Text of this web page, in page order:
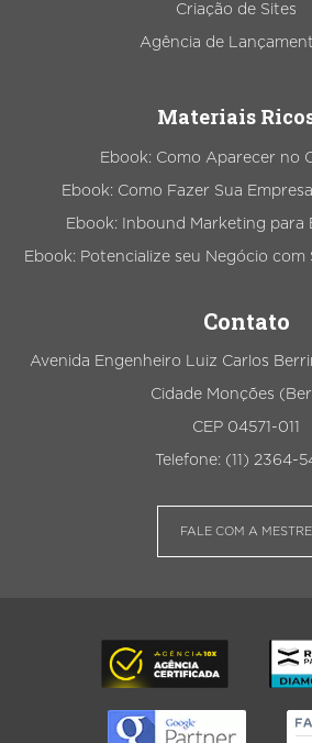
Criação de Sites
Agência de
Materiais
Ebook: Como Aparecer no
Ebook: Como Fazer Sua
Ebook: Inbound Marketing para
Ebook: Potencialize seu Negócio com
Contato
Avenida Engenheiro Luiz Carlos
Cidade Monções
CEP 04571-011
Telefone: (11) 2364-
FALE COM A MESTRE